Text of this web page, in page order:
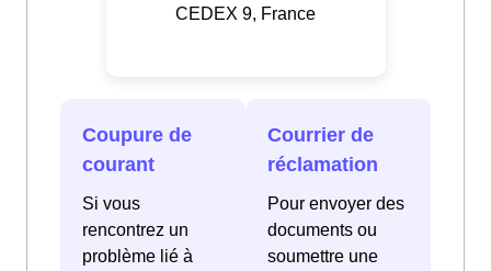
CEDEX 9, France
Coupure de
courant
Si vous
rencontrez un
problème lié à
Courrier de
réclamation
Pour envoyer des
documents ou
soumettre une